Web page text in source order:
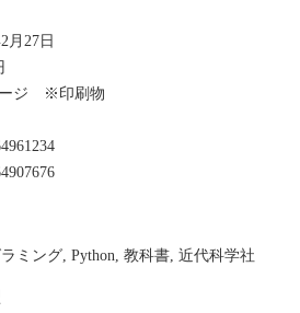
月27日
ージ ※印刷物
ミング, Python, 教科書, 近代科学社